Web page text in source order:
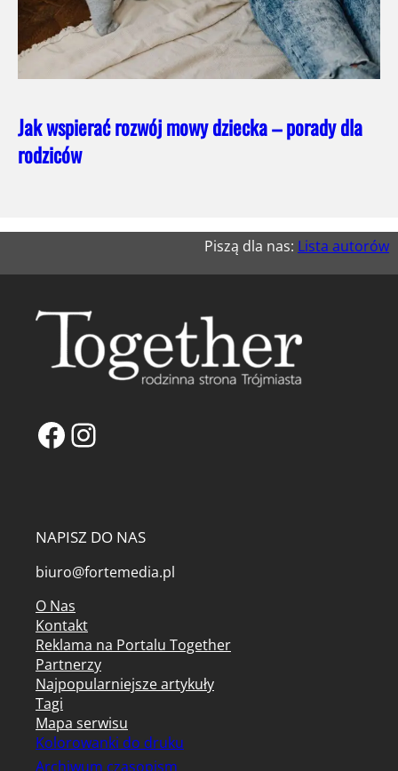
Jak wspierać rozwój mowy dziecka – porady dla
rodziców
Piszą dla nas: Lista autorów
Facebook
Instagram
NAPISZ DO NAS
biuro@fortemedia.pl
O Nas
Kontakt
Reklama na Portalu Together
Partnerzy
Najpopularniejsze artykuły
Tagi
Mapa serwisu
Kolorowanki do druku
Archiwum czasopism